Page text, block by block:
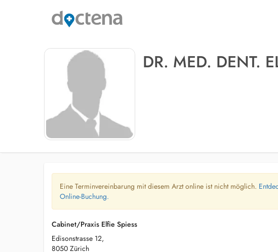
DR. MED. DENT.
Eine Terminvereinbarung mit diesem Arzt online ist nicht möglich.
Online-Buchung.
Cabinet/Praxis Elfie Spiess
Edisonstrasse 12,
8050 Zürich